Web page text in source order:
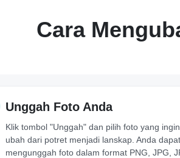
Cara
Unggah Foto Anda
Klik tombol "Unggah" dan pilih foto yang
ubah dari potret menjadi lanskap. Anda dapat
mengunggah foto dalam format PNG, JPG,